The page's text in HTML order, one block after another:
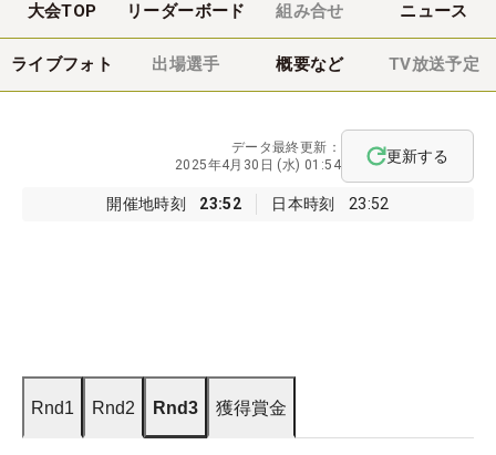
大会TOP リーダーボード 組み合せ ニュース
ライブフォト 出場選手 概要など TV放送予定
開催地時刻 23:52 日本時刻 23:52
データ最終更新：
2025年4月30日 (水) 01:54
更新する
Rnd1 Rnd2 Rnd3 獲得賞金